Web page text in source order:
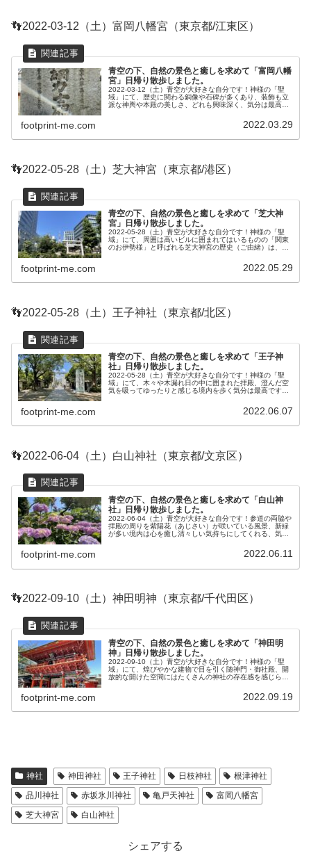
👣2022-03-12（土）富岡八幡宮（東京都/江東区）
青空の下、自然の景色と癒しを求めて「富岡八幡
宮」日帰り散歩しました。
2022-03-12（土）青空が大好きな自分です！神様の「聖
域」にて、歴史に関わる銅像や石碑が多くあり、装飾も立
派な神輿や本殿の美しさ、どれも興味深く、気分は最高で
footprint-me.com 2022.03.29
👣2022-05-28（土）芝大神宮（東京都/港区）
青空の下、自然の景色と癒しを求めて「芝大神
宮」日帰り散歩しました。
2022-05-28（土）青空が大好きな自分です！神様の「聖
域」にて、周囲は高いビルに囲まれてはいるものの「関東
のお伊勢様」と呼ばれる芝大神宮の歴史（ご由緒）は、ど
footprint-me.com 2022.05.29
👣2022-05-28（土）王子神社（東京都/北区）
青空の下、自然の景色と癒しを求めて「王子神
社」日帰り散歩しました。
2022-05-28（土）青空が大好きな自分です！神様の「聖
域」にて、木々や木漏れ日の中に囲まれた拝殿、澄んだ空
気を吸ってゆったりと感じる境内を歩く気分は最高です。
footprint-me.com 2022.06.07
👣2022-06-04（土）白山神社（東京都/文京区）
青空の下、自然の景色と癒しを求めて「白山神
社」日帰り散歩しました。
2022-06-04（土）青空が大好きな自分です！参道の両脇や
拝殿の周りを紫陽花（あじさい）が咲いている風景、新緑
が多い境内は心を癒し清々しい気持ちにしてくれる、気分
footprint-me.com 2022.06.11
👣2022-09-10（土）神田明神（東京都/千代田区）
青空の下、自然の景色と癒しを求めて「神田明
神」日帰り散歩しました。
2022-09-10（土）青空が大好きな自分です！神様の「聖
域」にて、煌びやかな建物で目を引く随神門・御社殿、開
放的な開けた空間にはたくさんの神社の存在感を感じら
footprint-me.com 2022.09.19
神社 神田神社 王子神社 日枝神社
根津神社
品川神社
赤坂氷川神社 亀戸天神社
富岡八幡宮
芝大神宮
白山神社
シェアする